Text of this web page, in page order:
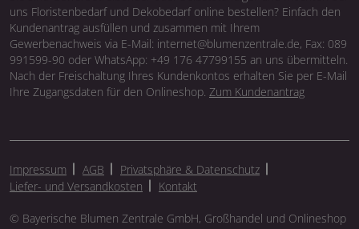
uns Floristenbedarf und Dekobedarf online bestellen? Einfach den
Kundenantrag ausfüllen und zusammen mit Ihrem
Gewerbenachweis via E-Mail: internet@blumenzentrale.de, Fax: 089
991599-90 oder WhatsApp: +49 176 47799155 an uns übermitteln.
Nach der Freischaltung Ihres Kundenkontos erhalten Sie per E-Mail
Ihre Zugangsdaten für den Onlineshop. Zum Kundenantrag
Impressum AGB
Privatsphäre & Datenschutz
Liefer- und Versandkosten
Kontakt
© Bayerische Blumen Zentrale GmbH, Großhandel und Onlineshop